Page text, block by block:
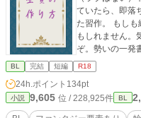
ていたら、即落
た習作。 もしも続いたら悪魔×人間とか義兄弟姦とか入るか
もしれません。
ぞ。勢いの一発
BL 完結 短編 R18
24h.ポイント 134pt
小説 9,605 位 / 228,925件 BL